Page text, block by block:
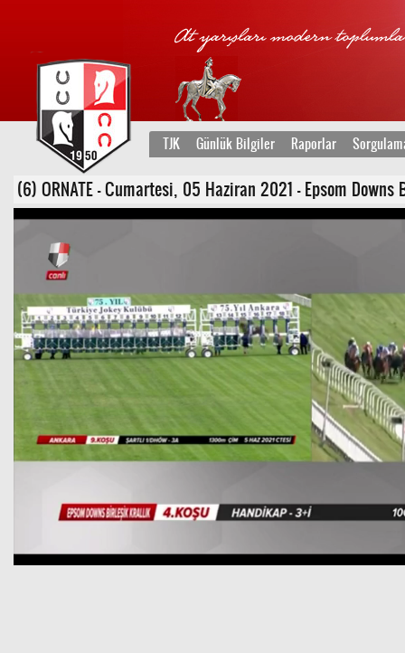
TJK Günlük Bilgiler Raporlar
(6) ORNATE - Cumartesi, 05 Haziran 2021 - Epsom